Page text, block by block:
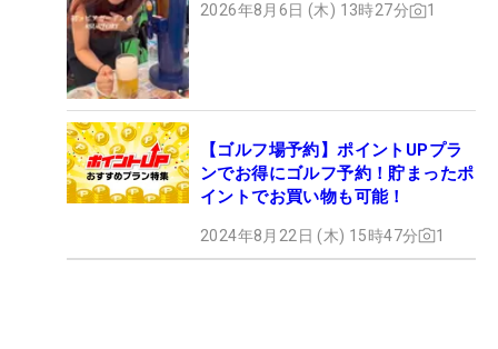
2026年8月6日 (木) 13時27分 1
【ゴルフ場予約】ポイントUPプラ
ンでお得にゴルフ予約！貯まったポ
イントでお買い物も可能！
2024年8月22日 (木) 15時47分 1